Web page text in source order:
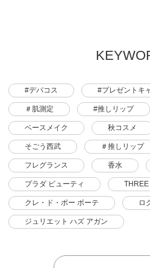
#デパコス #プレゼントキ
＃肌測定 #推しリップ
ベースメイク 秋コスメ
そごう西武 ＃推しリップ
フレグランス 香水
プラダ ビューティ THREE
クレ・ド・ポー ボーテ ロ
ジュリエット ハズ アガン